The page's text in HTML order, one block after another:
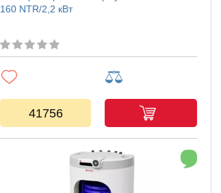
160 NTR/2,2 кВт
41756